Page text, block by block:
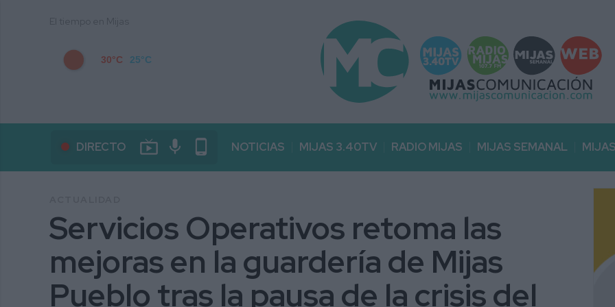
30°C 25°C
DIRECTO live_tv mic phone_android NOTICIAS MIJAS 3.40TV RADIO MIJAS MIJAS SEMANAL
Servicios Operativos retoma las
mejoras en la guardería de Mijas
Pueblo tras la pausa de la crisis del